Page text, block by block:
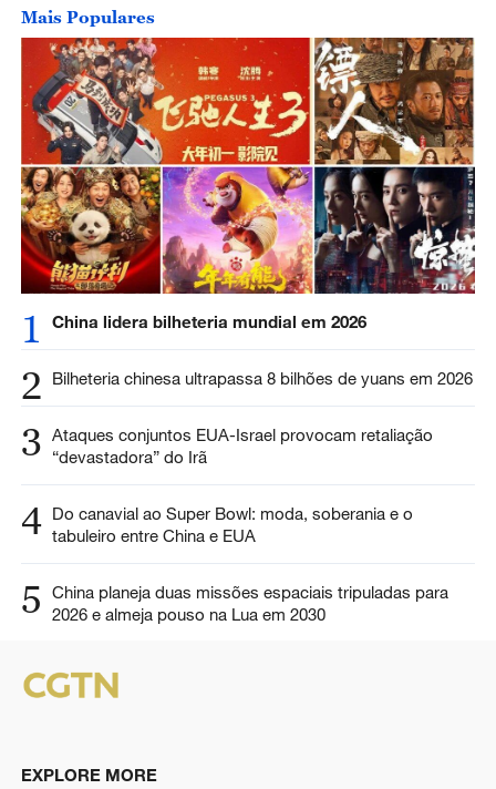
Mais Populares
1 China lidera bilheteria mundial em 2026
2 Bilheteria chinesa ultrapassa 8 bilhões de yuans em 2026
3 Ataques conjuntos EUA-Israel provocam retaliação
“devastadora” do Irã
4 Do canavial ao Super Bowl: moda, soberania e o
tabuleiro entre China e EUA
5
China planeja duas missões espaciais tripuladas para
2026 e almeja pouso na Lua em 2030
EXPLORE MORE